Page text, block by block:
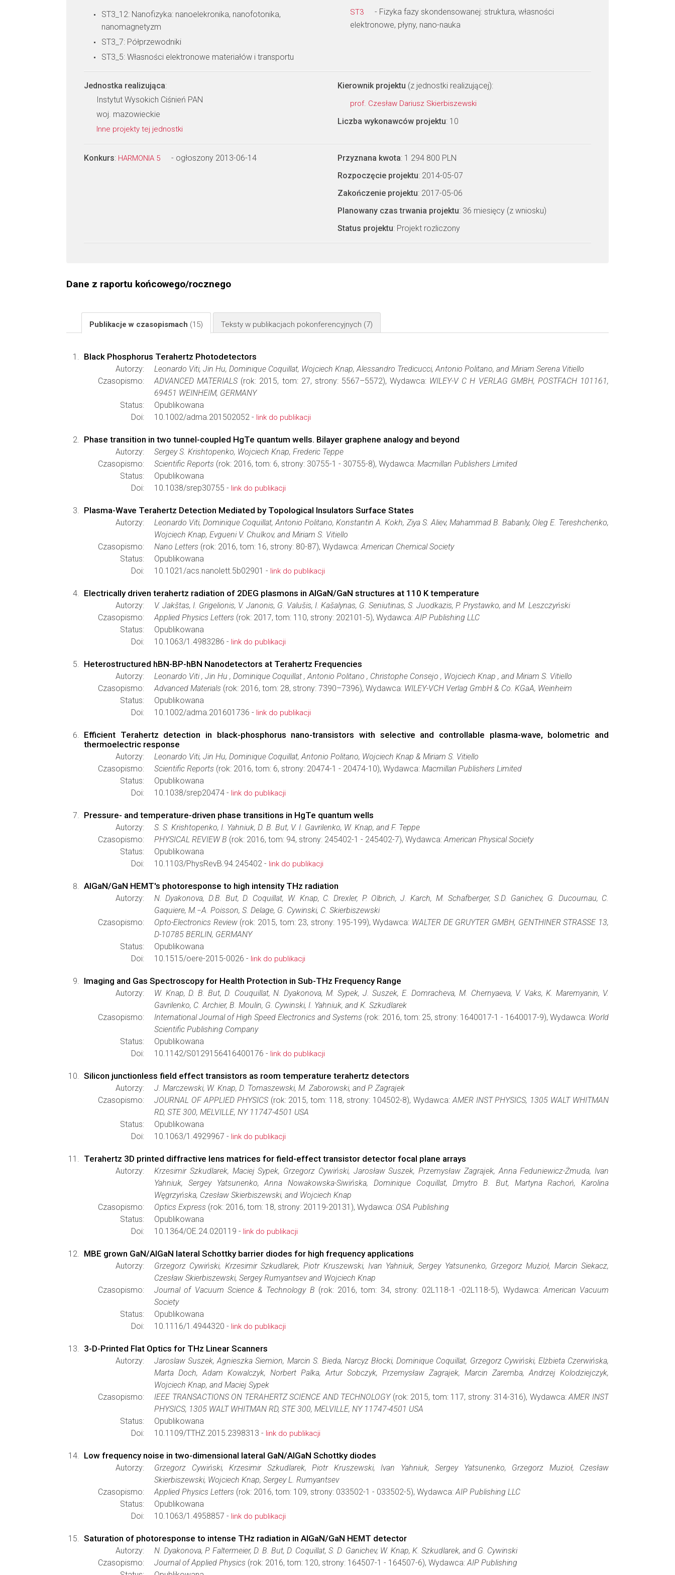
ST3_12: Nanofizyka: nanoelekronika, nanofotonika,
nanomagnetyzm
ST3_7: Półprzewodniki
ST3_5: Własności elektronowe materiałów i transportu
ST3
- Fizyka fazy skondensowanej: struktura, własności
elektronowe, płyny, nano-nauka
Jednostka realizująca:
Instytut Wysokich Ciśnień PAN
woj. mazowieckie
Inne projekty tej jednostki
Kierownik projektu (z jednostki realizującej):
prof. Czesław Dariusz Skierbiszewski
Liczba wykonawców projektu: 10
Konkurs: HARMONIA 5 - ogłoszony 2013-06-14 Przyznana kwota: 1 294 800 PLN
Rozpoczęcie projektu: 2014-05-07
Zakończenie projektu: 2017-05-06
Planowany czas trwania projektu: 36 miesięcy (z wniosku)
Status projektu: Projekt rozliczony
Dane z raportu końcowego/rocznego
Publikacje w czasopismach (15) Teksty w publikacjach pokonferencyjnych (7)
Black Phosphorus Terahertz Photodetectors
Autorzy:
Leonardo Viti, Jin Hu, Dominique Coquillat, Wojciech Knap, Alessandro Tredicucci, Antonio Politano, and Miriam Serena Vitiello
Czasopismo:
ADVANCED MATERIALS (rok: 2015, tom: 27, strony: 5567–5572), Wydawca: WILEY-V C H VERLAG GMBH, POSTFACH 101161,
69451 WEINHEIM, GERMANY
Status:
Opublikowana
Doi:
10.1002/adma.201502052 - link do publikacji
Phase transition in two tunnel-coupled HgTe quantum wells. Bilayer graphene analogy and beyond
Autorzy:
Sergey S. Krishtopenko, Wojciech Knap, Frederic Teppe
Czasopismo:
Scientific Reports (rok: 2016, tom: 6, strony: 30755-1 - 30755-8), Wydawca: Macmillan Publishers Limited
Status:
Opublikowana
Doi:
10.1038/srep30755 - link do publikacji
Plasma-Wave Terahertz Detection Mediated by Topological Insulators Surface States
Autorzy:
Leonardo Viti, Dominique Coquillat, Antonio Politano, Konstantin A. Kokh, Ziya S. Aliev, Mahammad B. Babanly, Oleg E. Tereshchenko,
Wojciech Knap, Evgueni V. Chulkov, and Miriam S. Vitiello
Czasopismo:
Nano Letters (rok: 2016, tom: 16, strony: 80-87), Wydawca:American Chemical Society
Status:
Opublikowana
Doi:
10.1021/acs.nanolett.5b02901 - link do publikacji
Electrically driven terahertz radiation of 2DEG plasmons in AlGaN/GaN structures at 110 K temperature
Autorzy:
V. Jakštas, I. Grigelionis, V. Janonis, G. Valušis, I. Kašalynas, G. Seniutinas, S. Juodkazis, P. Prystawko, and M. Leszczyński
Czasopismo:
Applied Physics Letters (rok: 2017, tom: 110, strony: 202101-5), Wydawca:AIP Publishing LLC
Status:
Opublikowana
Doi:
10.1063/1.4983286 - link do publikacji
Heterostructured hBN-BP-hBN Nanodetectors at Terahertz Frequencies
Autorzy:
Leonardo Viti , Jin Hu , Dominique Coquillat , Antonio Politano , Christophe Consejo , Wojciech Knap , and Miriam S. Vitiello
Czasopismo:
Advanced Materials (rok: 2016, tom: 28, strony: 7390–7396), Wydawca: WILEY-VCH Verlag GmbH & Co. KGaA, Weinheim
Status:
Opublikowana
Doi:
10.1002/adma.201601736 - link do publikacji
Efficient Terahertz detection in black-phosphorus nano-transistors with selective and controllable plasma-wave, bolometric and
thermoelectric response
Autorzy:
Leonardo Viti, Jin Hu, Dominique Coquillat, Antonio Politano, Wojciech Knap & Miriam S. Vitiello
Czasopismo:
Scientific Reports (rok: 2016, tom: 6, strony: 20474-1 - 20474-10), Wydawca: Macmillan Publishers Limited
Status:
Opublikowana
Doi:
10.1038/srep20474 - link do publikacji
Pressure- and temperature-driven phase transitions in HgTe quantum wells
Autorzy:
S. S. Krishtopenko, I. Yahniuk, D. B. But, V. I. Gavrilenko, W. Knap, and F. Teppe
Czasopismo:
PHYSICAL REVIEW B (rok: 2016, tom: 94, strony: 245402-1 - 245402-7), Wydawca:American Physical Society
Status:
Opublikowana
Doi:
10.1103/PhysRevB.94.245402 - link do publikacji
AlGaN/GaN HEMT's photoresponse to high intensity THz radiation
Autorzy:
N. Dyakonova, D.B. But, D. Coquillat, W. Knap, C. Drexler, P. Olbrich, J. Karch, M. Schafberger, S.D. Ganichev, G. Ducournau, C.
Gaquiere, M.−A. Poisson, S. Delage, G. Cywinski, C. Skierbiszewski
Czasopismo:
Opto-Electronics Review(rok: 2015, tom: 23, strony: 195-199), Wydawca: WALTER DE GRUYTER GMBH, GENTHINER STRASSE 13,
D-10785 BERLIN, GERMANY
Status:
Opublikowana
Doi:
10.1515/oere-2015-0026 - link do publikacji
Imaging and Gas Spectroscopy for Health Protection in Sub-THz Frequency Range
Autorzy:
W. Knap, D. B. But, D. Couquillat, N. Dyakonova, M. Sypek, J. Suszek, E. Domracheva, M. Chernyaeva, V. Vaks, K. Maremyanin, V.
Gavrilenko, C. Archier, B. Moulin, G. Cywinski, I. Yahniuk, and K. Szkudlarek
Czasopismo:
International Journal of High Speed Electronics and Systems (rok: 2016, tom: 25, strony: 1640017-1 - 1640017-9), Wydawca: World
Scientific Publishing Company
Status:
Opublikowana
Doi:
10.1142/S0129156416400176 - link do publikacji
Silicon junctionless field effect transistors as room temperature terahertz detectors
Autorzy:
J. Marczewski, W. Knap, D. Tomaszewski, M. Zaborowski, and P. Zagrajek
Czasopismo:
JOURNAL OF APPLIED PHYSICS(rok: 2015, tom: 118, strony: 104502-8), Wydawca:AMER INST PHYSICS, 1305 WALT WHITMAN
RD, STE 300, MELVILLE, NY 11747-4501 USA
Status:
Opublikowana
Doi:
10.1063/1.4929967 - link do publikacji
Terahertz 3D printed diffractive lens matrices for field-effect transistor detector focal plane arrays
Autorzy:
Krzesimir Szkudlarek, Maciej Sypek, Grzegorz Cywiński, Jarosław Suszek, Przemysław Zagrajek, Anna Feduniewicz-Żmuda, Ivan
Yahniuk, Sergey Yatsunenko, Anna Nowakowska-Siwińska, Dominique Coquillat, Dmytro B. But, Martyna Rachoń, Karolina
Węgrzyńska, Czesław Skierbiszewski, and Wojciech Knap
Czasopismo:
Optics Express (rok: 2016, tom: 18, strony: 20119-20131), Wydawca: OSA Publishing
Status:
Opublikowana
Doi:
10.1364/OE.24.020119 - link do publikacji
MBE grown GaN/AlGaN lateral Schottky barrier diodes for high frequency applications
Autorzy:
Grzegorz Cywiński, Krzesimir Szkudlarek, Piotr Kruszewski, Ivan Yahniuk, Sergey Yatsunenko, Grzegorz Muzioł, Marcin Siekacz,
Czesław Skierbiszewski, Sergey Rumyantsev and Wojciech Knap
Czasopismo:
Journal of Vacuum Science & Technology B (rok: 2016, tom: 34, strony: 02L118-1 -02L118-5), Wydawca:American Vacuum
Society
Status:
Opublikowana
Doi:
10.1116/1.4944320 - link do publikacji
3-D-Printed Flat Optics for THz Linear Scanners
Autorzy:
Jaroslaw Suszek, Agnieszka Siemion, Marcin S. Bieda, Narcyz Błocki, Dominique Coquillat, Grzegorz Cywiński, Elżbieta Czerwińska,
Marta Doch, Adam Kowalczyk, Norbert Palka, Artur Sobczyk, Przemysław Zagrajek, Marcin Zaremba, Andrzej Kolodziejczyk,
Wojciech Knap, and Maciej Sypek
Czasopismo:
IEEE TRANSACTIONS ON TERAHERTZ SCIENCE AND TECHNOLOGY(rok: 2015, tom: 117, strony: 314-316), Wydawca:AMER INST
PHYSICS, 1305 WALT WHITMAN RD, STE 300, MELVILLE, NY 11747-4501 USA
Status:
Opublikowana
Doi:
10.1109/TTHZ.2015.2398313 - link do publikacji
Low frequency noise in two-dimensional lateral GaN/AlGaN Schottky diodes
Autorzy:
Grzegorz Cywiński, Krzesimir Szkudlarek, Piotr Kruszewski, Ivan Yahniuk, Sergey Yatsunenko, Grzegorz Muzioł, Czesław
Skierbiszewski, Wojciech Knap, Sergey L. Rumyantsev
Czasopismo:
Applied Physics Letters (rok: 2016, tom: 109, strony: 033502-1 - 033502-5), Wydawca:AIP Publishing LLC
Status:
Opublikowana
Doi:
10.1063/1.4958857 - link do publikacji
Saturation of photoresponse to intense THz radiation in AlGaN/GaN HEMT detector
Autorzy:
N. Dyakonova, P. Faltermeier, D. B. But, D. Coquillat, S. D. Ganichev, W. Knap, K. Szkudlarek, and G. Cywinski
Czasopismo:
Journal of Applied Physics (rok: 2016, tom: 120, strony: 164507-1 - 164507-6), Wydawca:AIP Publishing